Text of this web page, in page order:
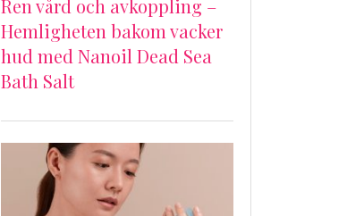
Ren vård och avkoppling –
Hemligheten bakom vacker
hud med Nanoil Dead Sea
Bath Salt